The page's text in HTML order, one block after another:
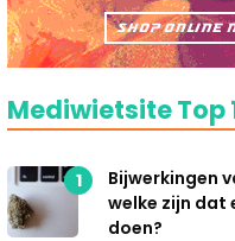
Mediwietsite Top
1
Bijwerkingen
welke zijn dat
doen?